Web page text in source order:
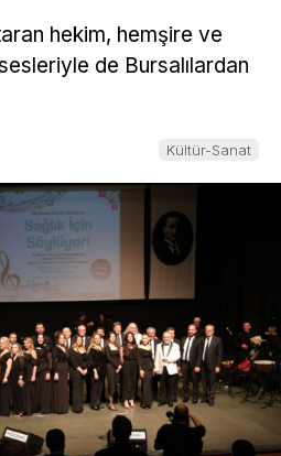
hekim, hemşire ve
de Bursalılardan
Kültür-Sanat